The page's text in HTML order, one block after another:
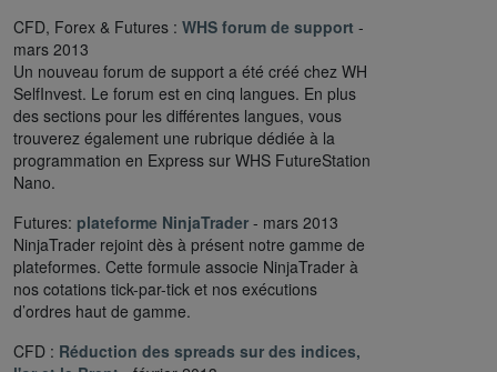
CFD, Forex & Futures : WHS forum de support -
mars 2013
Un nouveau forum de support a été créé chez WH
SelfInvest. Le forum est en cinq langues. En plus
des sections pour les différentes langues, vous
trouverez également une rubrique dédiée à la
programmation en Express sur WHS FutureStation
Nano.
Futures: plateforme NinjaTrader - mars 2013
NinjaTrader rejoint dès à présent notre gamme de
plateformes. Cette formule associe NinjaTrader à
nos cotations tick-par-tick et nos exécutions
d’ordres haut de gamme.
CFD : Réduction des spreads sur des indices,